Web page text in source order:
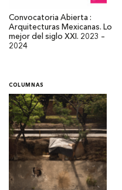
Convocatoria Abierta :
Arquitecturas Mexicanas. Lo
mejor del siglo XXI. 2023 –
2024
COLUMNAS